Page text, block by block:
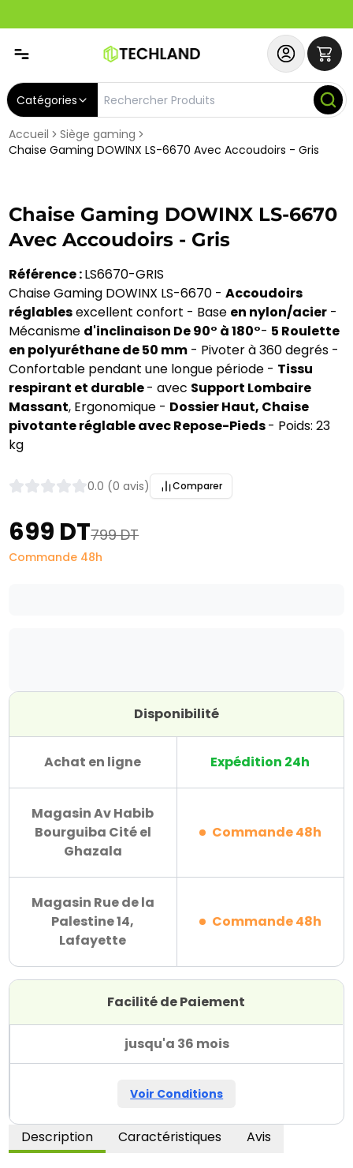
Catégories
Accueil
Siège gaming
Chaise Gaming DOWINX LS-6670 Avec Accoudoirs - Gris
Chaise Gaming DOWINX LS-6670
Avec Accoudoirs - Gris
Référence :LS6670-GRIS
Chaise Gaming DOWINX LS-6670 -Accoudoirs
réglablesexcellent confort - Base en nylon/acier -
Mécanisme d'inclinaison De 90° à 180°- 5 Roulette
en polyuréthane de 50 mm - Pivoter à 360 degrés -
Confortable pendant une longue période - Tissu
respirant et durable- avec Support Lombaire
Massant, Ergonomique - Dossier Haut, Chaise
pivotante réglable avec Repose-Pieds- Poids: 23
kg
0.0 (0 avis) Comparer
699 DT799 DT
Commande 48h
Disponibilité
Achat en ligne Expédition 24h
Magasin Av Habib
Bourguiba Cité el
Ghazala
Commande 48h
Magasin Rue de la
Palestine 14,
Lafayette
Commande 48h
Facilité de Paiement
jusqu'a 36 mois
Voir Conditions
Description Caractéristiques Avis